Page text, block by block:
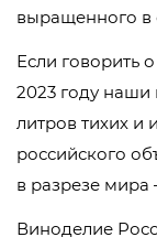
выращенного в
Если говорить
2023 году
литров тихих и
российского
в разрезе мира
Виноделие